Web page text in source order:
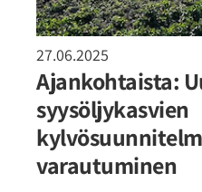
27.06.2025
Ajankohtaista:
syysöljykasvien
varautuminen